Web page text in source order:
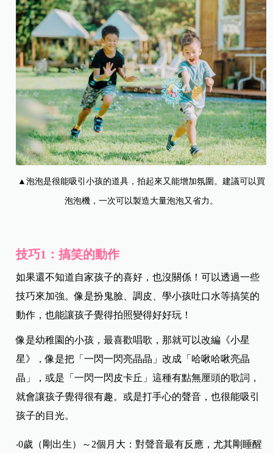
▲泡泡是很能吸引小孩的道具，拍起來又能增加氛圍。建議可以買
泡泡機，一次可以製造大量泡泡又省力。
技巧1：搞笑的動作
如果還不知道自家孩子的喜好，也沒關係！可以透過一些
技巧來加強。像是扮鬼臉、調皮、學小孩吐口水等搞笑的
動作，也能讓孩子覺得拍照變得好好玩！
像是幼稚園的小孩，最喜歡唱歌，那就可以改編《小星
星》，像是把「一閃一閃亮晶晶」改成「哈啾哈啾亮晶
晶」，或是「一閃一閃皮卡丘」這種有點無厘頭的歌詞，
就會讓孩子覺得很有趣。或是打手心的聲音，也很能吸引
孩子的目光。
‧0歲（剛出生）～2個月大：對聲音最有反應，尤其剛睡醒